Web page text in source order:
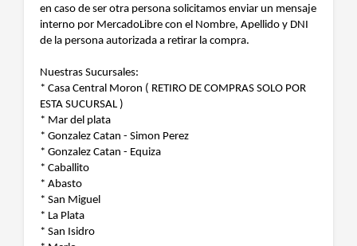
en caso de ser otra persona solicitamos enviar un mensaje
interno por MercadoLibre con el Nombre, Apellido y DNI
de la persona autorizada a retirar la compra.
Nuestras Sucursales:
* Casa Central Moron ( RETIRO DE COMPRAS SOLO POR
ESTA SUCURSAL )
* Mar del plata
* Gonzalez Catan - Simon Perez
* Gonzalez Catan - Equiza
* Caballito
* Abasto
* San Miguel
* La Plata
* San Isidro